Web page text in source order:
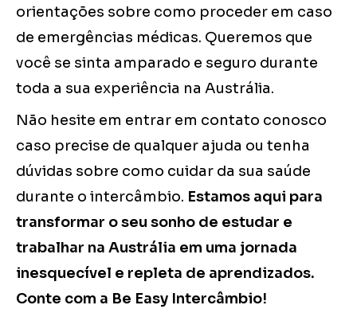
orientações sobre como proceder em caso
de emergências médicas. Queremos que
você se sinta amparado e seguro durante
toda a sua experiência na Austrália.
Não hesite em entrar em contato conosco
caso precise de qualquer ajuda ou tenha
dúvidas sobre como cuidar da sua saúde
durante o intercâmbio. Estamos aqui para
transformar o seu sonho de estudar e
trabalhar na Austrália em uma jornada
inesquecível e repleta de aprendizados.
Conte com a Be Easy Intercâmbio!